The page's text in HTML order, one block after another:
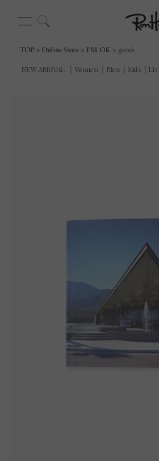
TOP Online Store I'M OK goods